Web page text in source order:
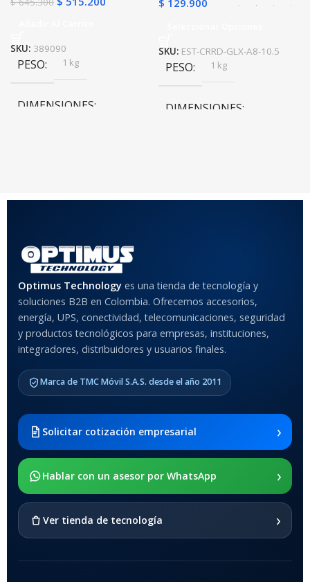
SKU: 389090
PESO 1 kg
DIMENSIONES
SKU: EST-CRRD-GLX-A8-10.5
PESO 1 kg
DIMENSIONES
Anti-Shock
MODELO DE TABLETS
COMPATIBLES
Samsung Galaxy Tab A8 10.5
2021 SM-x200 / Samsung
x205
SOPORTE DE APOYO
Optimus Technology es una tienda de tecnología y
soluciones B2B en Colombia. Ofrecemos accesorios,
energía, UPS, conectividad, telecomunicaciones, seguridad
y productos tecnológicos para empresas, instituciones,
integradores, distribuidores y usuarios finales.
Marca de TMC Móvil S.A.S. desde el año 2011
Solicitar cotización empresarial ›
Hablar con un asesor por WhatsApp ›
Ver tienda de tecnología ›